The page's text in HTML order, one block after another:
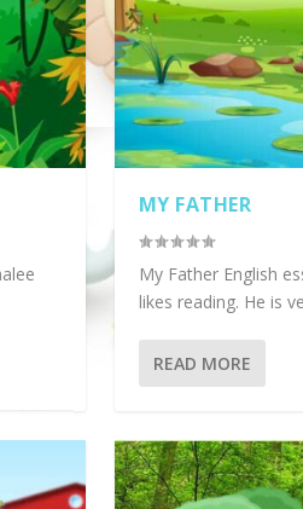
පාසලේ ක්‍රීඩා උත්ස...
PROP...(පරිසරය සු...
MY FATHER
My Father English
likes reading. He is
READ MORE